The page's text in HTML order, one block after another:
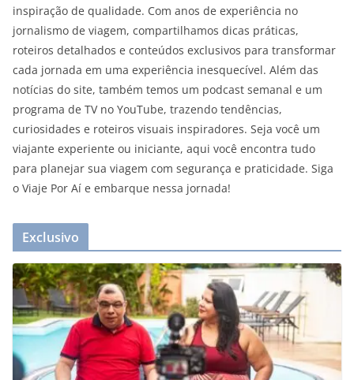
inspiração de qualidade. Com anos de experiência no
jornalismo de viagem, compartilhamos dicas práticas,
roteiros detalhados e conteúdos exclusivos para transformar
cada jornada em uma experiência inesquecível. Além das
notícias do site, também temos um podcast semanal e um
programa de TV no YouTube, trazendo tendências,
curiosidades e roteiros visuais inspiradores. Seja você um
viajante experiente ou iniciante, aqui você encontra tudo
para planejar sua viagem com segurança e praticidade. Siga
o Viaje Por Aí e embarque nessa jornada!
Exclusivo